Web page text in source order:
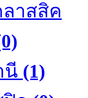
ลาสสิค
นี (1)